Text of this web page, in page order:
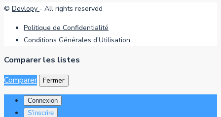
© Devlopy - All rights reserved
Politique de Confidentialité
Conditions Générales d’Utilisation
Comparer les listes
Comparer
Fermer
Connexion
S'inscrire